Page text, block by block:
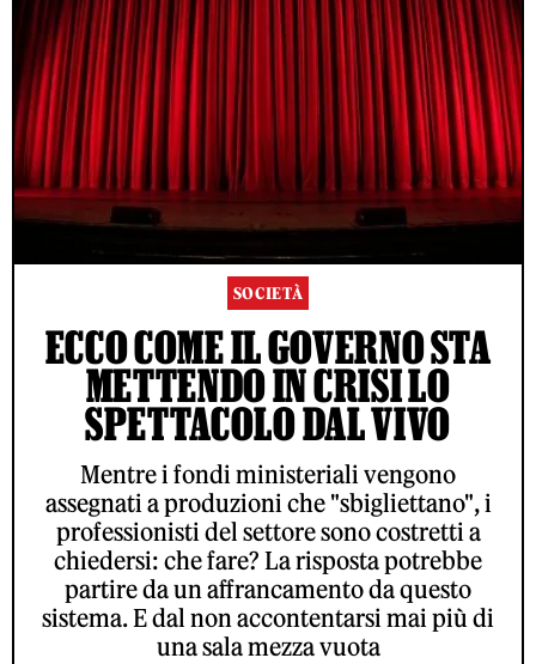
SOCIETÀ
ECCO COME IL GOVERNO STA
METTENDO IN CRISI LO
SPETTACOLO DAL VIVO
Mentre i fondi ministeriali vengono
assegnati a produzioni che "sbigliettano", i
professionisti del settore sono costretti a
chiedersi: che fare? La risposta potrebbe
partire da un affrancamento da questo
sistema. E dal non accontentarsi mai più di
una sala mezza vuota